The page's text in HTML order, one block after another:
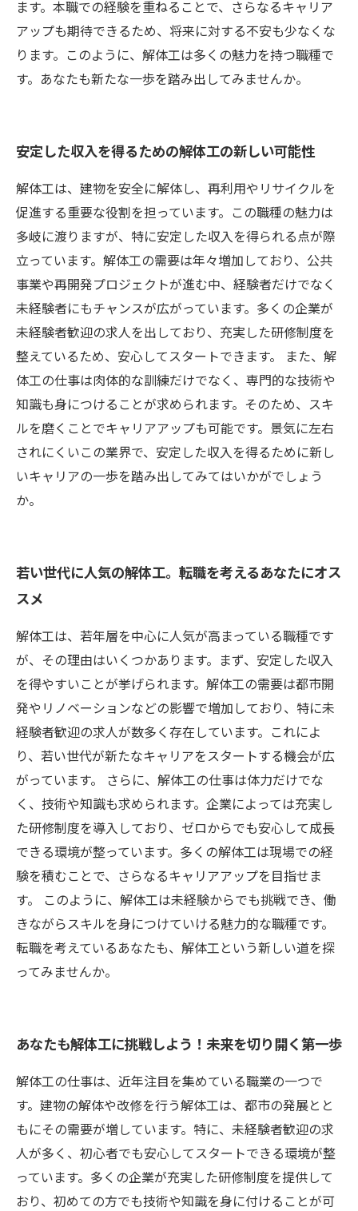
ます。本職での経験を重ねることで、さらなるキャリア
アップも期待できるため、将来に対する不安も少なくな
ります。このように、解体工は多くの魅力を持つ職種で
す。あなたも新たな一歩を踏み出してみませんか。
安定した収入を得るための解体工の新しい可能性
解体工は、建物を安全に解体し、再利用やリサイクルを
促進する重要な役割を担っています。この職種の魅力は
多岐に渡りますが、特に安定した収入を得られる点が際
立っています。解体工の需要は年々増加しており、公共
事業や再開発プロジェクトが進む中、経験者だけでなく
未経験者にもチャンスが広がっています。多くの企業が
未経験者歓迎の求人を出しており、充実した研修制度を
整えているため、安心してスタートできます。 また、解
体工の仕事は肉体的な訓練だけでなく、専門的な技術や
知識も身につけることが求められます。そのため、スキ
ルを磨くことでキャリアアップも可能です。景気に左右
されにくいこの業界で、安定した収入を得るために新し
いキャリアの一歩を踏み出してみてはいかがでしょう
か。
若い世代に人気の解体工。転職を考えるあなたにオス
スメ
解体工は、若年層を中心に人気が高まっている職種です
が、その理由はいくつかあります。まず、安定した収入
を得やすいことが挙げられます。解体工の需要は都市開
発やリノベーションなどの影響で増加しており、特に未
経験者歓迎の求人が数多く存在しています。これによ
り、若い世代が新たなキャリアをスタートする機会が広
がっています。 さらに、解体工の仕事は体力だけでな
く、技術や知識も求められます。企業によっては充実し
た研修制度を導入しており、ゼロからでも安心して成長
できる環境が整っています。多くの解体工は現場での経
験を積むことで、さらなるキャリアアップを目指せま
す。 このように、解体工は未経験からでも挑戦でき、働
きながらスキルを身につけていける魅力的な職種です。
転職を考えているあなたも、解体工という新しい道を探
ってみませんか。
あなたも解体工に挑戦しよう！未来を切り開く第一歩
解体工の仕事は、近年注目を集めている職業の一つで
す。建物の解体や改修を行う解体工は、都市の発展とと
もにその需要が増しています。特に、未経験者歓迎の求
人が多く、初心者でも安心してスタートできる環境が整
っています。多くの企業が充実した研修制度を提供して
おり、初めての方でも技術や知識を身に付けることが可